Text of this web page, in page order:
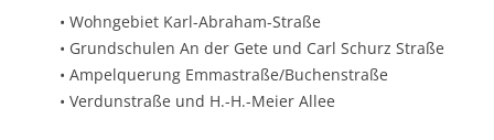
• Wohngebiet Karl-Abraham-Straße
• Grundschulen An der Gete und Carl Schurz Straße
• Ampelquerung Emmastraße/Buchenstraße
• Verdunstraße und H.-H.-Meier Allee